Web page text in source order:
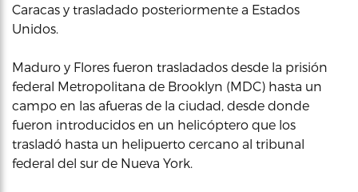
Caracas y trasladado posteriormente a Estados
Unidos.
Maduro y Flores fueron trasladados desde la prisión
federal Metropolitana de Brooklyn (MDC) hasta un
campo en las afueras de la ciudad, desde donde
fueron introducidos en un helicóptero que los
trasladó hasta un helipuerto cercano al tribunal
federal del sur de Nueva York.